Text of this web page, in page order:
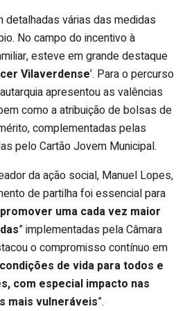
detalhadas várias das medidas
No campo do incentivo à
esteve em grande destaque
Vilaverdense’. Para o percurso
apresentou as valências
como a atribuição de bolsas de
complementadas pelas
pelo Cartão Jovem Municipal.
da ação social, Manuel Lopes,
de partilha foi essencial para
uma cada vez maior
” implementadas pela Câmara
o compromisso contínuo em
de vida para todos e
com especial impacto nas
mais vulneráveis”.